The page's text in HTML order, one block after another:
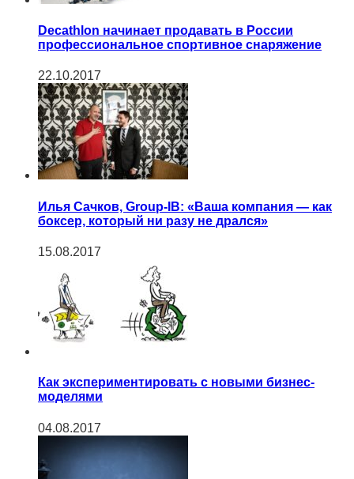
Decathlon начинает продавать в России
профессиональное спортивное снаряжение
22.10.2017
Илья Сачков, Group-IB: «Ваша компания — как
боксер, который ни разу не дрался»
15.08.2017
Как экспериментировать с новыми бизнес-
моделями
04.08.2017